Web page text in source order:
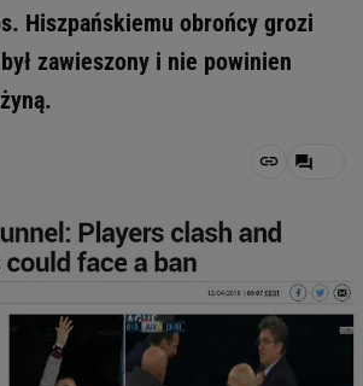
Hiszpańskiemu obrońcy grozi
zawieszony i nie powinien